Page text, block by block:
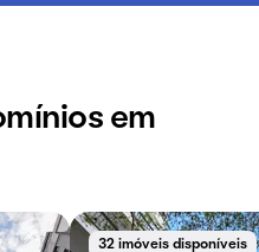
em
32 imóveis disponíveis